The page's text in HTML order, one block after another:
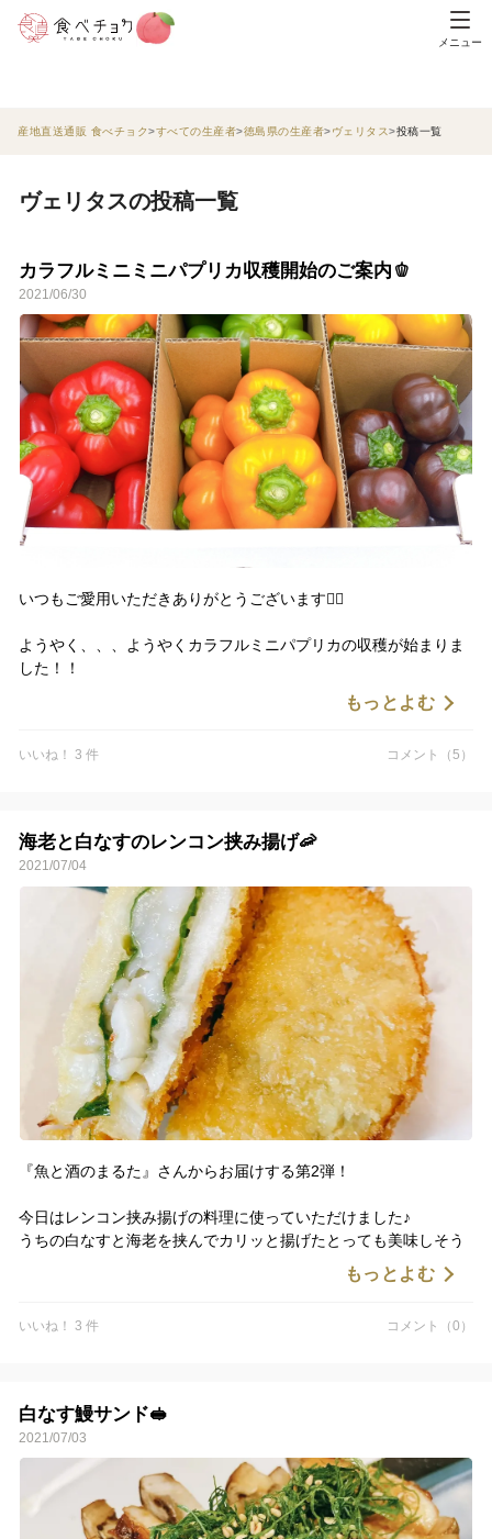
メニュー
産地直送通販 食べチョク すべての生産者 徳島県の生産者 ヴェリタス 投稿一覧
ヴェリタスの投稿一覧
カラフルミニミニパプリカ収穫開始のご案内🫑
2021/06/30
いつもご愛用いただきありがとうございます🙇‍♂️
ようやく、、、ようやくカラフルミニパプリカの収穫が始まりま
した！！
ひとまずは、カボチャのような可愛らしい形をした『セニョリー
サラダ料理はもちろんのこと！加熱料理にもよく合うジューシー
ットして蓋のような感じにお使いになっても可愛らしくて良いか
と思います😊
ぜひ、ご賞味いただければ幸いです🙇‍♂️
もっとよむ
いいね！ 3 件 コメント（5）
海老と白なすのレンコン挟み揚げ🦐
2021/07/04
『魚と酒のまるた』さんからお届けする第2弾！
今日はレンコン挟み揚げの料理に使っていただけました♪
うちの白なすと海老を挟んでカリッと揚げたとっても美味しそう
レンコンはコリっと、
もっとよむ
いいね！ 3 件 コメント（0）
白なす鰻サンド🥪
2021/07/03